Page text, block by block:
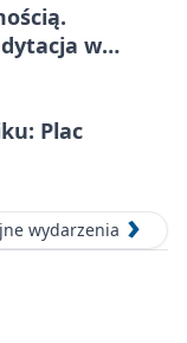
w
Plac
wydarzenia